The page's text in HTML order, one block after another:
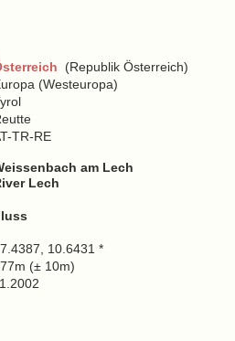
(Republik Österreich)
(Westeuropa)
TR-RE
am Lech
Lech
10.6431 *
(± 10m)